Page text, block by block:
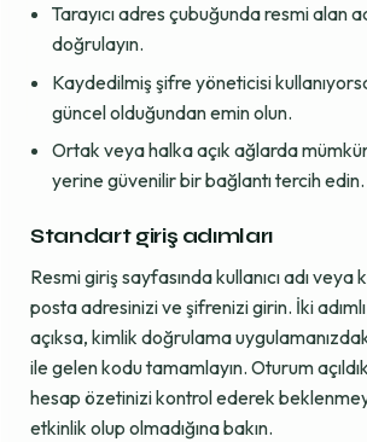
Tarayıcı adres çubuğunda resmi alan
doğrulayın.
Kaydedilmiş şifre yöneticisi
güncel olduğundan emin olun.
Ortak veya halka açık ağlarda
yerine güvenilir bir bağlantı tercih edin.
Standart giriş adımları
Resmi giriş sayfasında kullanıcı adı veya
posta adresinizi ve şifrenizi girin. İki
açıksa, kimlik doğrulama
ile gelen kodu tamamlayın. Oturum
hesap özetinizi kontrol ederek
etkinlik olup olmadığına bakın.